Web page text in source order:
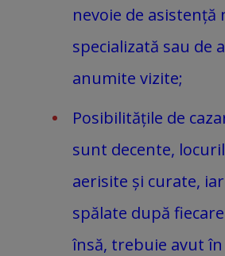
nevoie de asistență
specializată sau de
anumite vizite;
Posibilitățile de
sunt decente,
aerisite și curate,
spălate după
însă, trebuie avut